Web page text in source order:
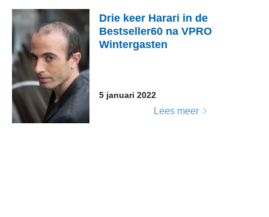
5 januari 2022
Drie keer Harari in de
Bestseller60 na VPRO
Wintergasten
Lees meer